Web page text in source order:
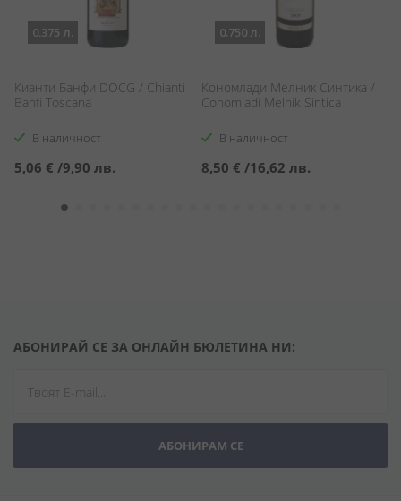
0.375 л.
Кианти Банфи DOCG / Chianti
Banfi Toscana
В наличност
5,06 € /9,90 лв.
0.750 л.
Кономлади Мелник Синтика /
Conomladi Melnik Sintica
В наличност
8,50 € /16,62 лв.
АБОНИРАЙ СЕ ЗА ОНЛАЙН БЮЛЕТИНА НИ:
АБОНИРАМ СЕ